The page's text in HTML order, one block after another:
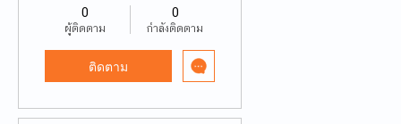
0
ผู้ติดตาม
0
กำลังติดตาม
ติดตาม